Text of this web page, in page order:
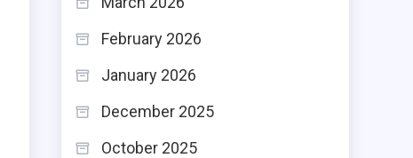
February 2026
January 2026
December 2025
October 2025